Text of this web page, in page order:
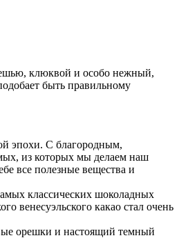
клюквой и особо нежный,
быть правильному
эпохи. С благородным,
из которых мы делаем наш
все полезные вещества и
классических шоколадных
венесуэльского какао стал очень
орешки и настоящий темный